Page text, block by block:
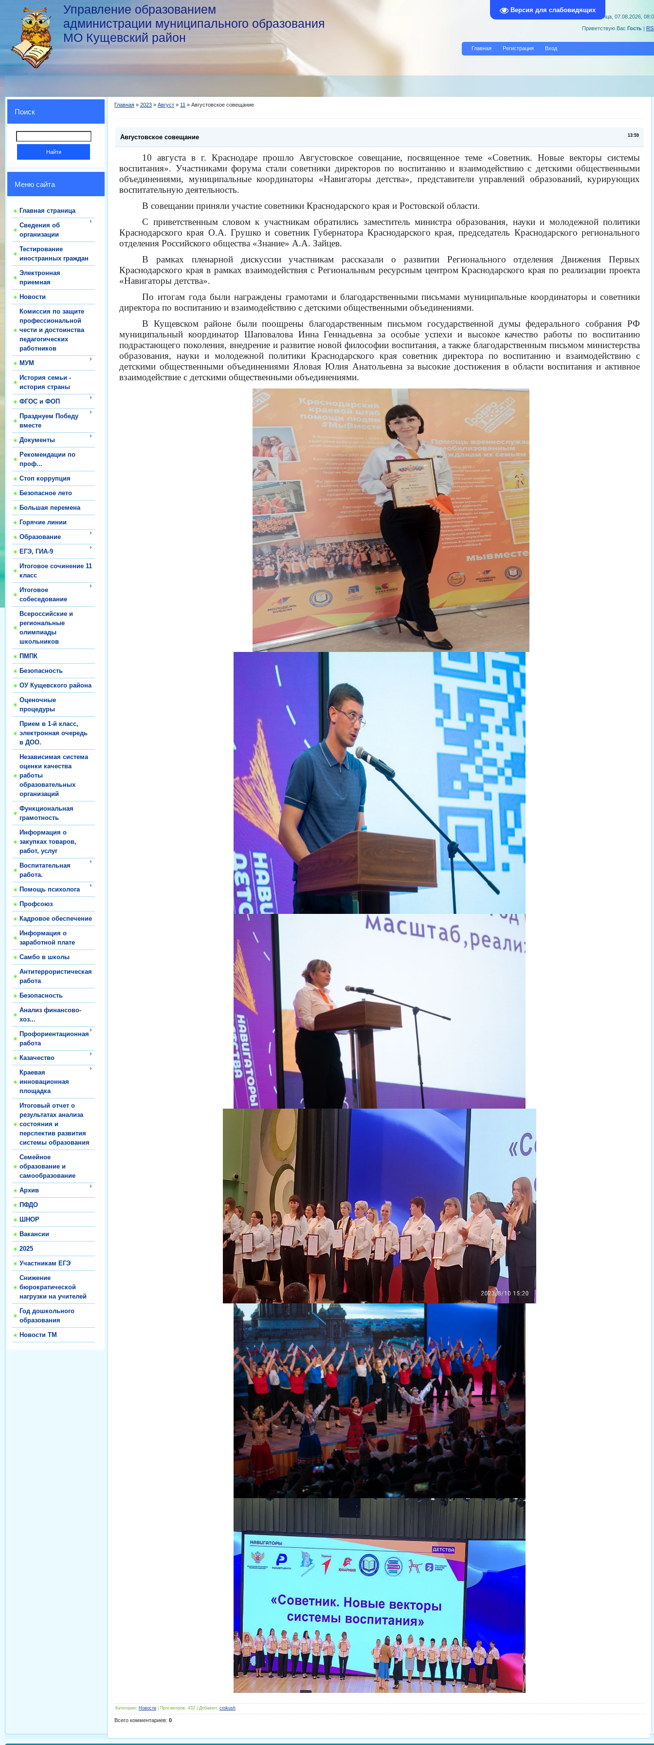
Версия для слабовидящих
Пятница, 07.08.2026,
Приветствую Вас Гость |
Управление образованием
администрации муниципального образования
МО Кущевский район
Главная Регистрация Вход
Поиск
Меню сайта
Главная страница
Сведения об
организации
Тестирование
иностранных граждан
Электронная
приемная
Новости
Комиссия по защите
профессиональной
чести и достоинства
педагогических
работников
МУМ
История семьи -
история страны
ФГОС и ФОП
Празднуем Победу
вместе
Документы
Рекомендации по
проф...
Стоп коррупция
Безопасное лето
Большая перемена
Горячие линии
Образование
ЕГЭ, ГИА-9
Итоговое сочинение 11
класс
Итоговое
собеседование
Всероссийские и
региональные
олимпиады
школьников
ПМПК
Безопасность
ОУ Кущевского района
Оценочные
процедуры
Прием в 1-й класс,
электронная очередь
в ДОО.
Независимая система
оценки качества
работы
образовательных
организаций
Функциональная
грамотность
Информация о
закупках товаров,
работ, услуг
Воспитательная
работа.
Помощь психолога
Профсоюз
Кадровое обеспечение
Информация о
заработной плате
Самбо в школы
Антитеррористическая
работа
Безопасность
Анализ финансово-
хоз...
Профориентационная
работа
Казачество
Краевая
инновационная
площадка
Итоговый отчет о
результатах анализа
состояния и
перспектив развития
системы образования
Семейное
образование и
самообразование
Архив
ПФДО
ШНОР
Вакансии
2025
Участникам ЕГЭ
Снижение
бюрократической
нагрузки на учителей
Год дошкольного
образования
Новости ТМ
Главная » 2023 » Август » 11 » Августовское совещание
13:59
Августовское совещание
10 августа в г. Краснодаре прошло Августовское совещание, посвященное теме «Советник. Новые векторы системы
воспитания». Участниками форума стали советники директоров по воспитанию и взаимодействию с детскими общественными
объединениями, муниципальные координаторы «Навигаторы детства», представители управлений образований, курирующих
воспитательную деятельность.
В совещании приняли участие советники Краснодарского края и Ростовской области.
С приветственным словом к участникам обратились заместитель министра образования, науки и молодежной политики
Краснодарского края О.А. Грушко и советник Губернатора Краснодарского края, председатель Краснодарского регионального
отделения Российского общества «Знание» А.А. Зайцев.
В рамках пленарной дискуссии участникам рассказали о развитии Регионального отделения Движения Первых
Краснодарского края в рамках взаимодействия с Региональным ресурсным центром Краснодарского края по реализации проекта
«Навигаторы детства».
По итогам года были награждены грамотами и благодарственными письмами муниципальные координаторы и советники
директора по воспитанию и взаимодействию с детскими общественными объединениями.
В Кущевском районе были поощрены благодарственным письмом государственной думы федерального собрания РФ
муниципальный координатор Шаповалова Инна Геннадьевна за особые успехи и высокое качество работы по воспитанию
подрастающего поколения, внедрение и развитие новой философии воспитания, а также благодарственным письмом министерства
образования, науки и молодежной политики Краснодарского края советник директора по воспитанию и взаимодействию с
детскими общественными объединениями Яловая Юлия Анатольевна за высокие достижения в области воспитания и активное
взаимодействие с детскими общественными объединениями.
Категория: Новости Просмотров: 432 Добавил: crokush
Всего комментариев: 0